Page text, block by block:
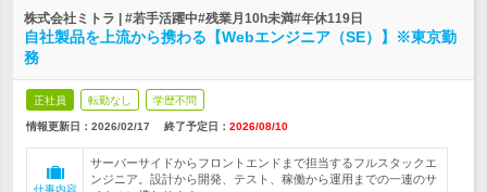
株式会社ミトラ | #若手活躍中#残業月10h未満#年休119日
自社製品を上流から携わる【Webエンジニア（SE）】※東京勤
務
正社員 転勤なし 学歴不問
情報更新日：2026/02/17 終了予定日： 2026/08/10
仕事内容
サーバーサイドからフロントエンドまで担当するフルスタックエ
ンジニア。設計から開発、テスト、稼働から運用までの一連のサ